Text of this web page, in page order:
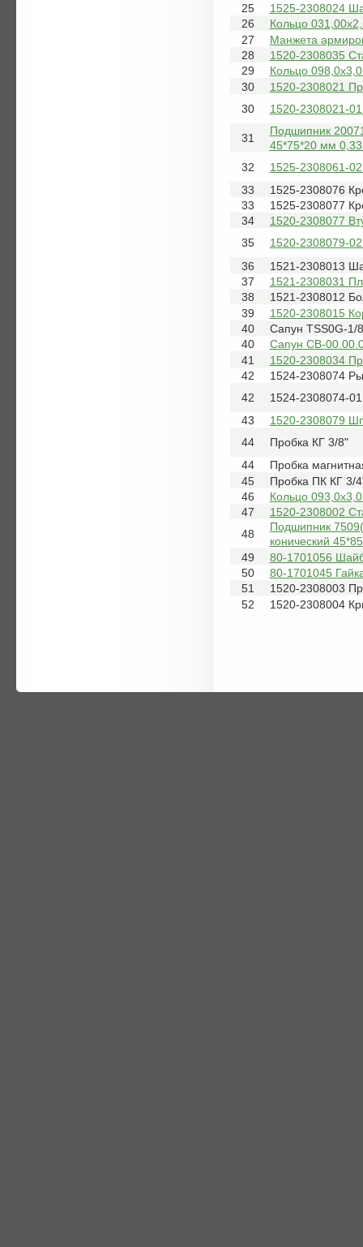
25
1525-2308024
26
Кольцо
27
Манжета
28
1520-2308035
29
Кольцо
30
1520-2308021
30
1520-2308021-
31
Подшипник
45*75*20 мм
32
1525-2308061-
33
1525-2308076
33
1525-2308077
34
1520-2308077
35
1520-2308079-
36
1521-2308013
37
1521-2308031
38
1521-2308012
39
1520-2308015
40
Сапун TSS0G-1/
40
Сапун СВ-
41
1520-2308034
42
1524-2308074
42
1524-2308074-
43
1520-2308079
44
Пробка КГ 3/8"
44
Пробка
45
Пробка ПК КГ 3/
46
Кольцо
47
1520-2308002
48
Подшипник
конический
49
80-1701056
50
80-1701045
51
1520-2308003
52
1520-2308004